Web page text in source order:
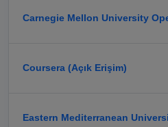
Carnegie Mellon University
Coursera (Açık Erişim)
Eastern Mediterranean